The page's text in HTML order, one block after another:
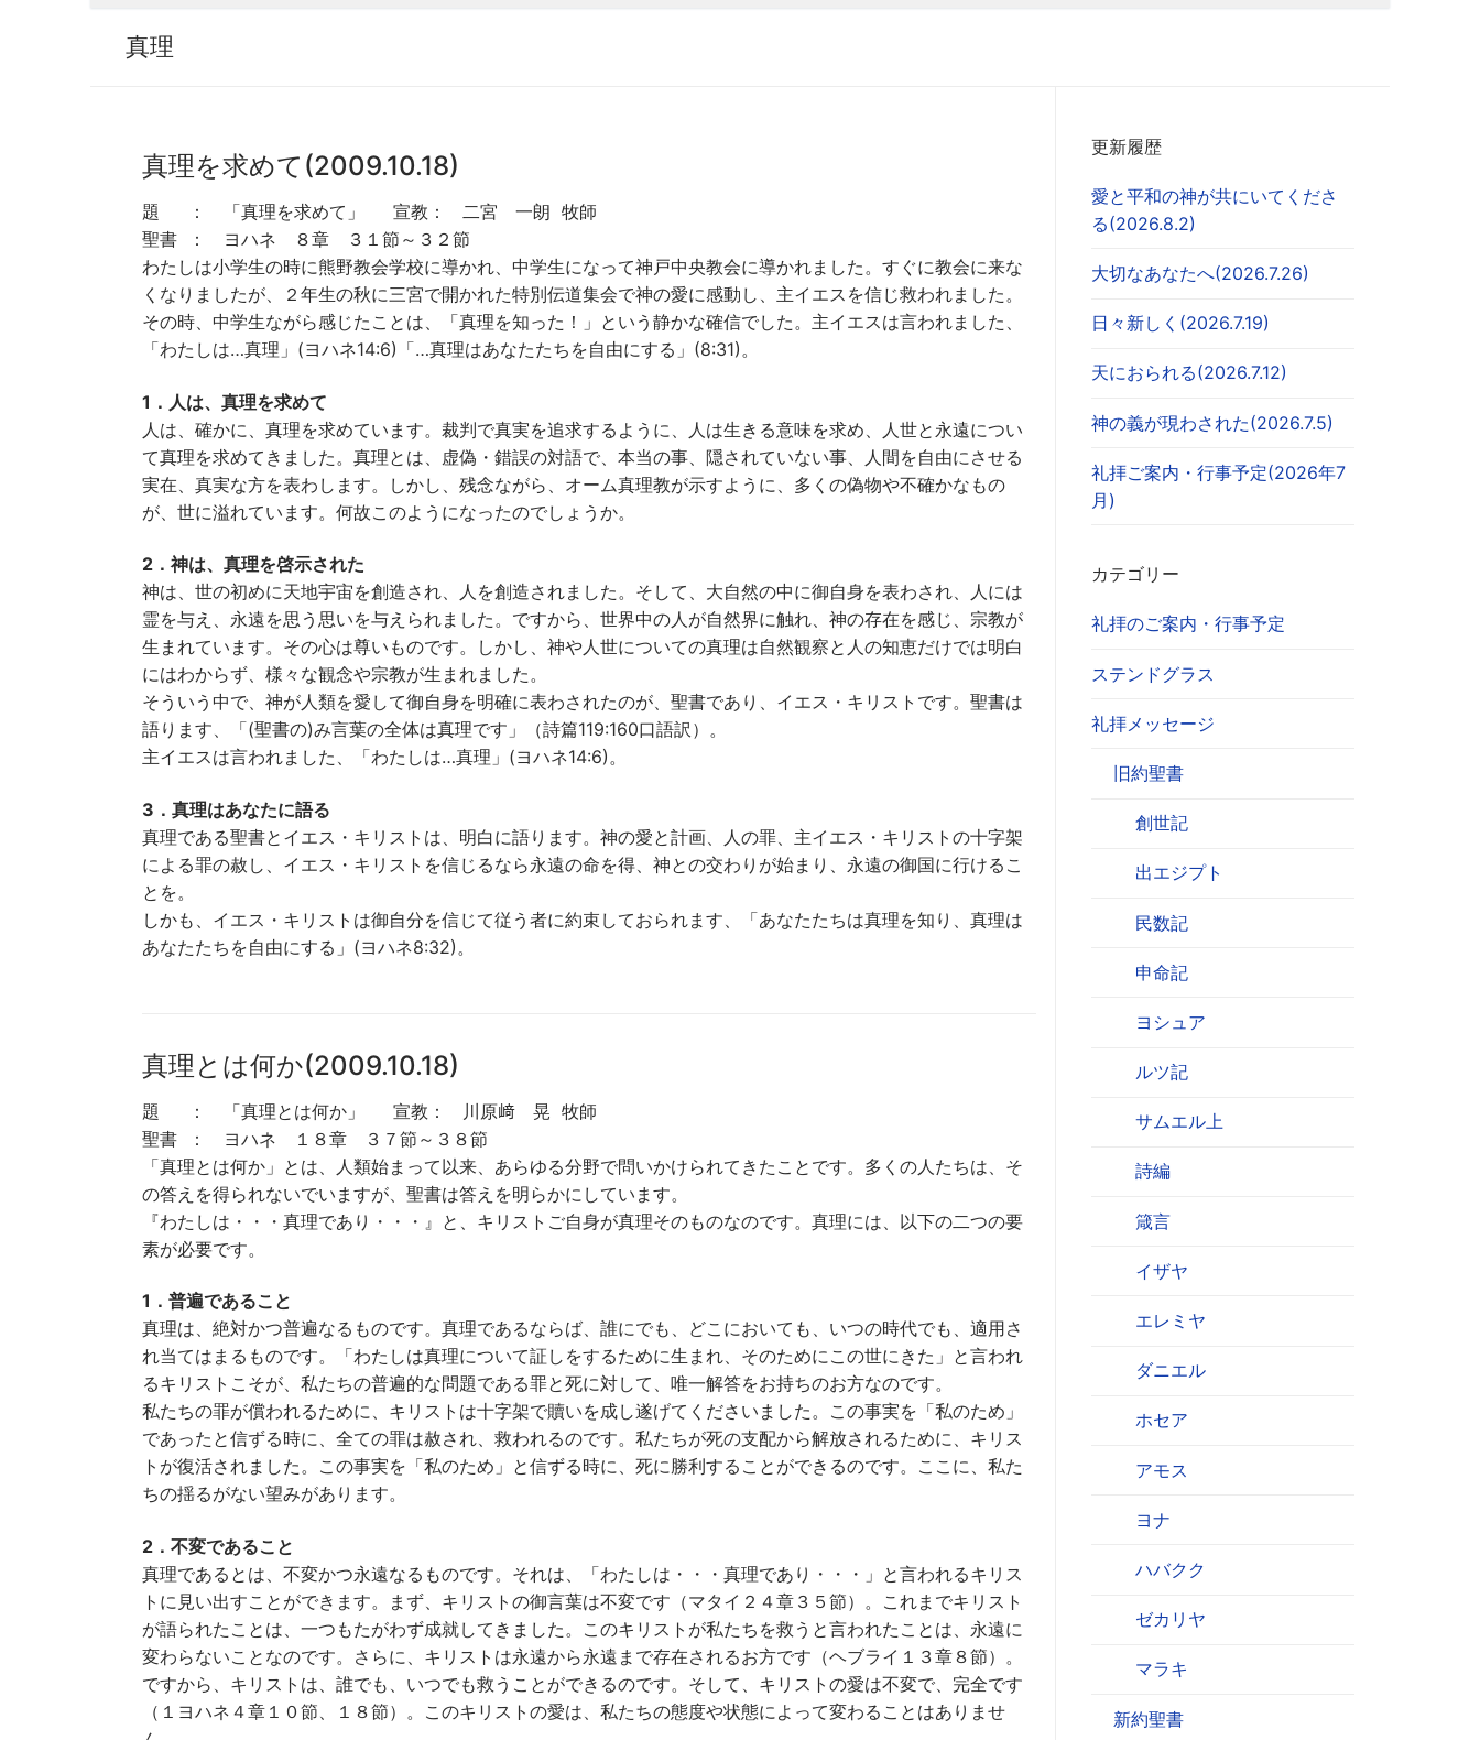
真理
真理を求めて(2009.10.18)
題 ： 「真理を求めて」 宣教： 二宮 一朗 牧師
聖書 ： ヨハネ ８章 ３１節～３２節
わたしは小学生の時に熊野教会学校に導かれ、中学生になって神戸中央教会に導かれました。すぐに教会に来な
くなりましたが、２年生の秋に三宮で開かれた特別伝道集会で神の愛に感動し、主イエスを信じ救われました。
その時、中学生ながら感じたことは、「真理を知った！」という静かな確信でした。主イエスは言われました、
「わたしは…真理」(ヨハネ14:6)「…真理はあなたたちを自由にする」(8:31)。
1．人は、真理を求めて
人は、確かに、真理を求めています。裁判で真実を追求するように、人は生きる意味を求め、人世と永遠につい
て真理を求めてきました。真理とは、虚偽・錯誤の対語で、本当の事、隠されていない事、人間を自由にさせる
実在、真実な方を表わします。しかし、残念ながら、オーム真理教が示すように、多くの偽物や不確かなもの
が、世に溢れています。何故このようになったのでしょうか。
2．神は、真理を啓示された
神は、世の初めに天地宇宙を創造され、人を創造されました。そして、大自然の中に御自身を表わされ、人には
霊を与え、永遠を思う思いを与えられました。ですから、世界中の人が自然界に触れ、神の存在を感じ、宗教が
生まれています。その心は尊いものです。しかし、神や人世についての真理は自然観察と人の知恵だけでは明白
にはわからず、様々な観念や宗教が生まれました。
そういう中で、神が人類を愛して御自身を明確に表わされたのが、聖書であり、イエス・キリストです。聖書は
語ります、「(聖書の)み言葉の全体は真理です」（詩篇119:160口語訳）。
主イエスは言われました、「わたしは…真理」(ヨハネ14:6)。
3．真理はあなたに語る
真理である聖書とイエス・キリストは、明白に語ります。神の愛と計画、人の罪、主イエス・キリストの十字架
による罪の赦し、イエス・キリストを信じるなら永遠の命を得、神との交わりが始まり、永遠の御国に行けるこ
とを。
しかも、イエス・キリストは御自分を信じて従う者に約束しておられます、「あなたたちは真理を知り、真理は
あなたたちを自由にする」(ヨハネ8:32)。
真理とは何か(2009.10.18)
題 ： 「真理とは何か」 宣教： 川原﨑 晃 牧師
聖書 ： ヨハネ １８章 ３７節～３８節
「真理とは何か」とは、人類始まって以来、あらゆる分野で問いかけられてきたことです。多くの人たちは、そ
の答えを得られないでいますが、聖書は答えを明らかにしています。
『わたしは・・・真理であり・・・』と、キリストご自身が真理そのものなのです。真理には、以下の二つの要
素が必要です。
1．普遍であること
真理は、絶対かつ普遍なるものです。真理であるならば、誰にでも、どこにおいても、いつの時代でも、適用さ
れ当てはまるものです。「わたしは真理について証しをするために生まれ、そのためにこの世にきた」と言われ
るキリストこそが、私たちの普遍的な問題である罪と死に対して、唯一解答をお持ちのお方なのです。
私たちの罪が償われるために、キリストは十字架で贖いを成し遂げてくださいました。この事実を「私のため」
であったと信ずる時に、全ての罪は赦され、救われるのです。私たちが死の支配から解放されるために、キリス
トが復活されました。この事実を「私のため」と信ずる時に、死に勝利することができるのです。ここに、私た
ちの揺るがない望みがあります。
2．不変であること
真理であるとは、不変かつ永遠なるものです。それは、「わたしは・・・真理であり・・・」と言われるキリス
トに見い出すことができます。まず、キリストの御言葉は不変です（マタイ２４章３５節）。これまでキリスト
が語られたことは、一つもたがわず成就してきました。このキリストが私たちを救うと言われたことは、永遠に
変わらないことなのです。さらに、キリストは永遠から永遠まで存在されるお方です（ヘブライ１３章８節）。
ですから、キリストは、誰でも、いつでも救うことができるのです。そして、キリストの愛は不変で、完全です
（１ヨハネ４章１０節、１８節）。このキリストの愛は、私たちの態度や状態によって変わることはありませ
更新履歴
愛と平和の神が共にいてくださ
る(2026.8.2)
大切なあなたへ(2026.7.26)
日々新しく(2026.7.19)
天におられる(2026.7.12)
神の義が現わされた(2026.7.5)
礼拝ご案内・行事予定(2026年7
月)
カテゴリー
礼拝のご案内・行事予定
ステンドグラス
礼拝メッセージ
旧約聖書
創世記
出エジプト
民数記
申命記
ヨシュア
ルツ記
サムエル上
詩編
箴言
イザヤ
エレミヤ
ダニエル
ホセア
アモス
ヨナ
ハバクク
ゼカリヤ
マラキ
新約聖書